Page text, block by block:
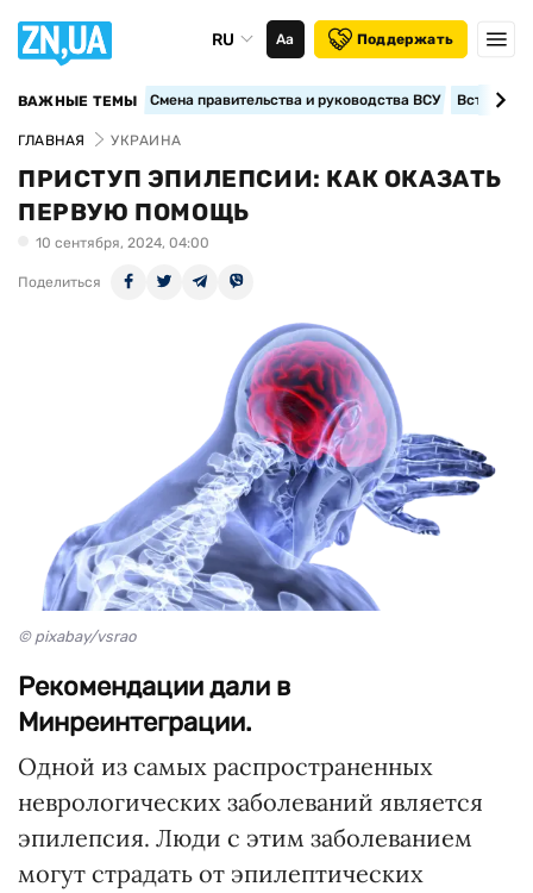
RU Аа Поддержать
ВАЖНЫЕ ТЕМЫ Смена правительства и руководства ВСУ
ГЛАВНАЯ УКРАИНА
ПРИСТУП ЭПИЛЕПСИИ: КАК ОКАЗАТЬ
ПЕРВУЮ ПОМОЩЬ
10 сентября, 2024, 04:00
Поделиться
© pixabay/vsrao
Рекомендации дали в
Минреинтеграции.
Одной из самых распространенных
неврологических заболеваний является
эпилепсия. Люди с этим заболеванием
могут страдать от эпилептических